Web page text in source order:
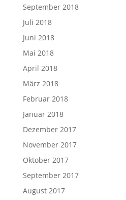
September 2018
Juli 2018
Juni 2018
Mai 2018
April 2018
März 2018
Februar 2018
Januar 2018
Dezember 2017
November 2017
Oktober 2017
September 2017
August 2017